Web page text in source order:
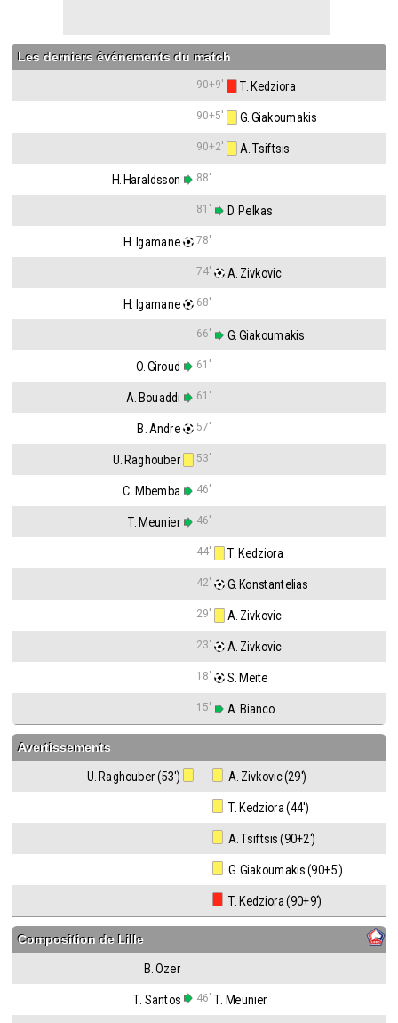
Les derniers événements du match
90+9' T. Kedziora
90+5' G. Giakoumakis
90+2' A. Tsiftsis
H. Haraldsson 88'
81' D. Pelkas
H. Igamane 78'
74' A. Zivkovic
H. Igamane 68'
66' G. Giakoumakis
O. Giroud 61'
A. Bouaddi 61'
B. Andre 57'
U. Raghouber 53'
C. Mbemba 46'
T. Meunier 46'
44' T. Kedziora
42' G. Konstantelias
29' A. Zivkovic
23' A. Zivkovic
18' S. Meite
15' A. Bianco
Avertissements
U. Raghouber (53') A. Zivkovic (29')
T. Kedziora (44')
A. Tsiftsis (90+2')
G. Giakoumakis (90+5')
T. Kedziora (90+9')
Composition de Lille
B. Ozer
T. Santos 46' T. Meunier